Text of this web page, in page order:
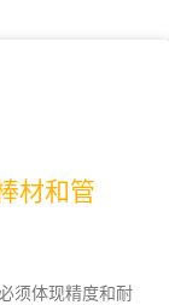
材和管
须体现精度和耐